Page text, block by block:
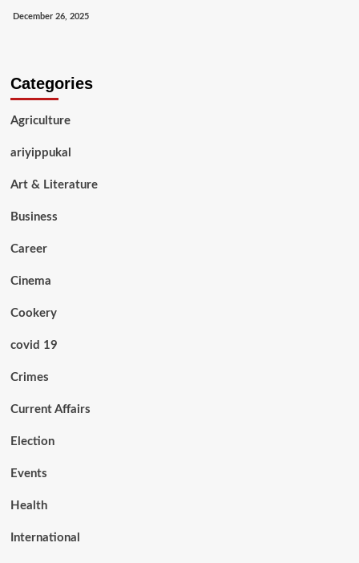
December 26, 2025
Categories
Agriculture
ariyippukal
Art & Literature
Business
Career
Cinema
Cookery
covid 19
Crimes
Current Affairs
Election
Events
Health
International